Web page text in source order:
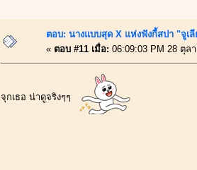
ตอบ: นางแบบสุด X แห่งฟังกี้สปา "จูเ
« ตอบ #11 เมื่อ: 06:09:03 PM 28 ตุล
จุกเธอ น่าดูจริงๆๆ